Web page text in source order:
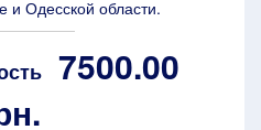
и Одесской области.
7500.00